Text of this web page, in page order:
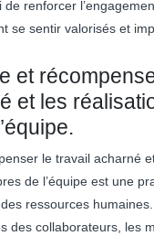
renforcer
se sentir valorisés et
et
et les
le travail acharné
de l’équipe est une
ressources
des collaborateurs, les